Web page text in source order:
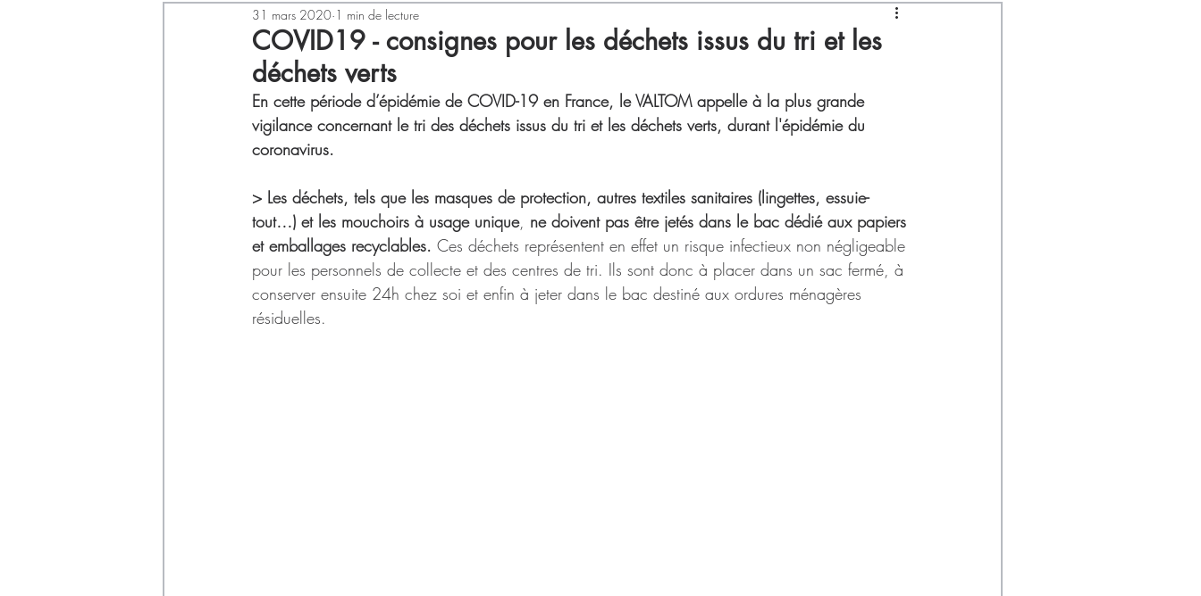
Santé - Covid-19 Culture Manifestations A la une
COVID19 - consignes pour les déchets issus du tri et les
déchets verts
31 mars 2020 1 min de lecture
En cette période d’épidémie de COVID-19 en France, le VALTOM appelle à la plus grande
vigilance concernant le tri des déchets issus du tri et les déchets verts, durant l'épidémie du
coronavirus.
> Les déchets, tels que les masques de protection, autres textiles sanitaires (lingettes, essuie-
tout…) et les mouchoirs à usage unique, ne doivent pas être jetés dans le bac dédié aux papiers
et emballages recyclables. Ces déchets représentent en effet un risque infectieux non négligeable
pour les personnels de collecte et des centres de tri. Ils sont donc à placer dans un sac fermé, à
conserver ensuite 24h chez soi et enfin à jeter dans le bac destiné aux ordures ménagères
résiduelles.